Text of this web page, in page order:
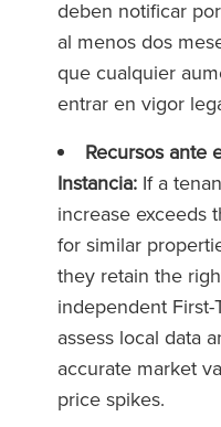
deben notificar
al menos dos
que cualquier
entrar en vigor
Recursos ante
Instancia: If a
increase exceeds
for similar
they retain the
independent
assess local data
accurate market
price spikes.